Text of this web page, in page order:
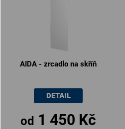
AIDA - zrcadlo na skříň
od 1 450 Kč
DETAIL